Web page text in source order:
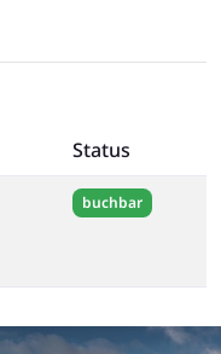
Status
buchbar